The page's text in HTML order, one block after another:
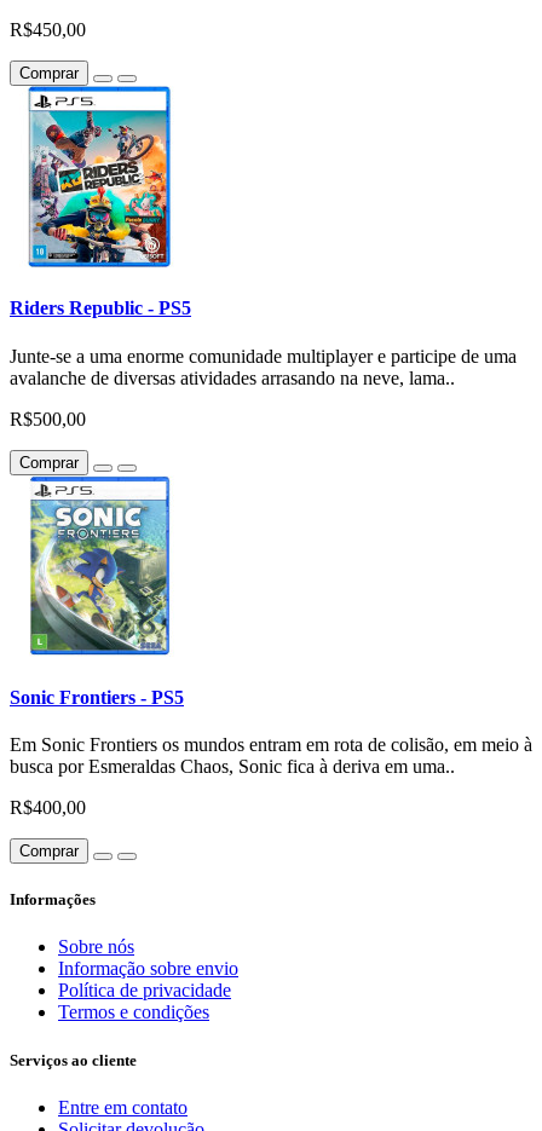
R$450,00
Comprar
Riders Republic - PS5
Junte-se a uma enorme comunidade multiplayer e participe de uma
avalanche de diversas atividades arrasando na neve, lama..
R$500,00
Comprar
Sonic Frontiers - PS5
Em Sonic Frontiers os mundos entram em rota de colisão, em meio à
busca por Esmeraldas Chaos, Sonic fica à deriva em uma..
R$400,00
Comprar
Informações
Sobre nós
Informação sobre envio
Política de privacidade
Termos e condições
Serviços ao cliente
Entre em contato